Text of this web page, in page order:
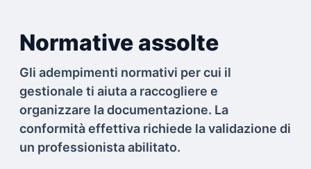
Normative assolte
Gli adempimenti normativi per cui il
gestionale ti aiuta a raccogliere e
organizzare la documentazione. La
conformità effettiva richiede la validazione di
un professionista abilitato.